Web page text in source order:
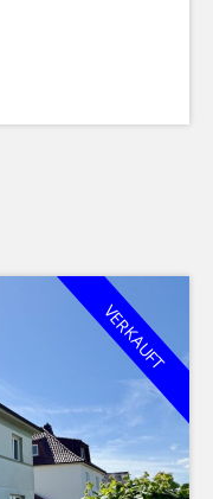
VERKAUFT